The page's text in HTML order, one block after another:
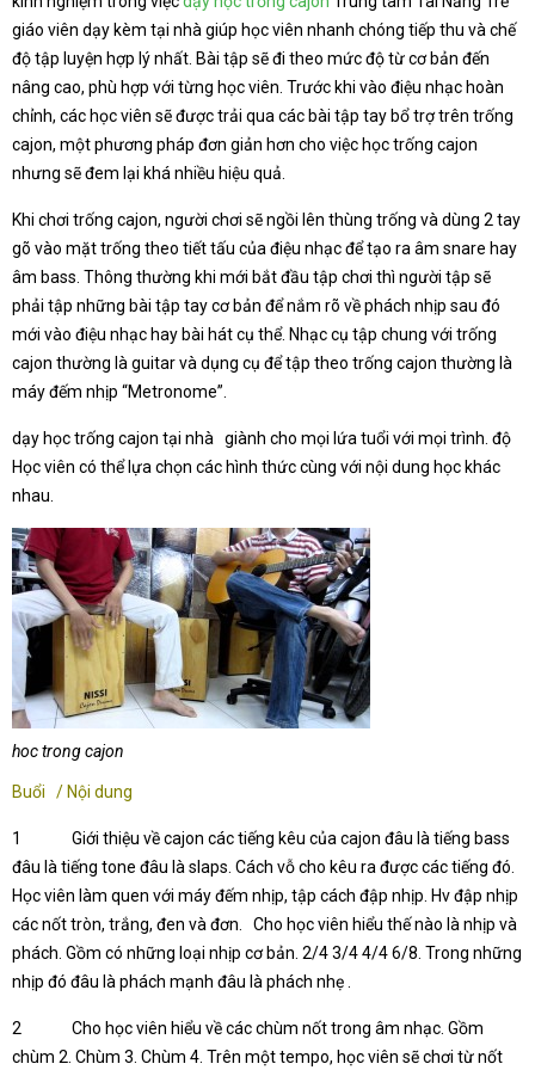
giáo viên dạy kèm tại nhà giúp học viên nhanh chóng tiếp thu và chế
độ tập luyện hợp lý nhất. Bài tập sẽ đi theo mức độ từ cơ bản đến
nâng cao, phù hợp với từng học viên. Trước khi vào điệu nhạc hoàn
chỉnh, các học viên sẽ được trải qua các bài tập tay bổ trợ trên trống
cajon, một phương pháp đơn giản hơn cho việc học trống cajon
nhưng sẽ đem lại khá nhiều hiệu quả.
Khi chơi trống cajon, người chơi sẽ ngồi lên thùng trống và dùng 2 tay
gõ vào mặt trống theo tiết tấu của điệu nhạc để tạo ra âm snare hay
âm bass. Thông thường khi mới bắt đầu tập chơi thì người tập sẽ
phải tập những bài tập tay cơ bản để nắm rõ về phách nhịp sau đó
mới vào điệu nhạc hay bài hát cụ thể. Nhạc cụ tập chung với trống
cajon thường là guitar và dụng cụ để tập theo trống cajon thường là
máy đếm nhịp “Metronome”.
dạy học trống cajon tại nhà giành cho mọi lứa tuổi với mọi trình. độ
Học viên có thể lựa chọn các hình thức cùng với nội dung học khác
nhau.
hoc trong cajon
Buổi / Nội dung
1 Giới thiệu về cajon các tiếng kêu của cajon đâu là tiếng bass
đâu là tiếng tone đâu là slaps. Cách vỗ cho kêu ra được các tiếng đó.
Học viên làm quen với máy đếm nhịp, tập cách đập nhịp. Hv đập nhịp
các nốt tròn, trắng, đen và đơn. Cho học viên hiểu thế nào là nhịp và
phách. Gồm có những loại nhịp cơ bản. 2/4 3/4 4/4 6/8. Trong những
nhịp đó đâu là phách mạnh đâu là phách nhẹ .
2 Cho học viên hiểu về các chùm nốt trong âm nhạc. Gồm
chùm 2. Chùm 3. Chùm 4. Trên một tempo, học viên sẽ chơi từ nốt